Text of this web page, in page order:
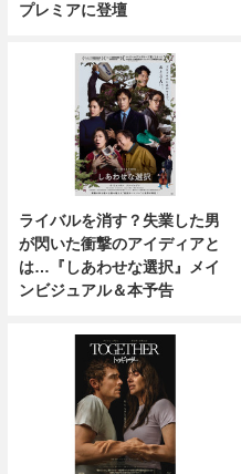
プレミアに登壇
ライバルを消す？失業した男
が閃いた衝撃のアイディアと
は…『しあわせな選択』メイ
ンビジュアル＆本予告